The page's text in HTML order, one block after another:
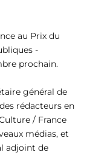
au Prix du
-
prochain.
général de
rédacteurs en
/ France
médias, et
adjoint de